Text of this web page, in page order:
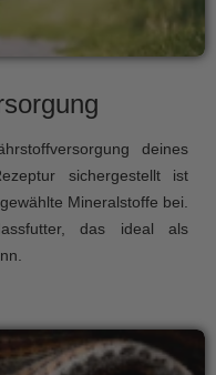
deines
sichergestellt ist
Mineralstoffe bei.
das ideal als